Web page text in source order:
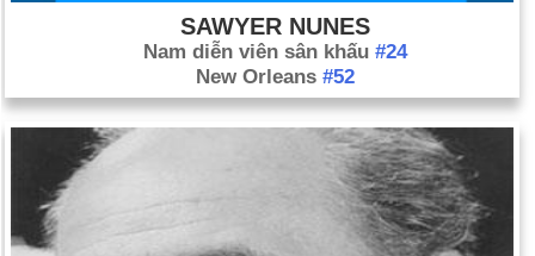
SAWYER NUNES
Nam diễn viên sân khấu #24
New Orleans #52